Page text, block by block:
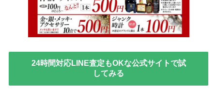
24時間対応LINE査定もOKな公式サイトで試
してみる